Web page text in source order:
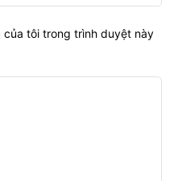
tôi trong trình duyệt này